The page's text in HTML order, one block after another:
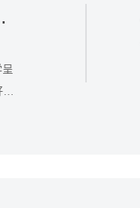
大实力品牌